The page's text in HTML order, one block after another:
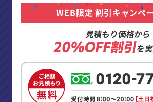
WEB限定 割引キャンペ
見積もり価格から
20%OFF割引を